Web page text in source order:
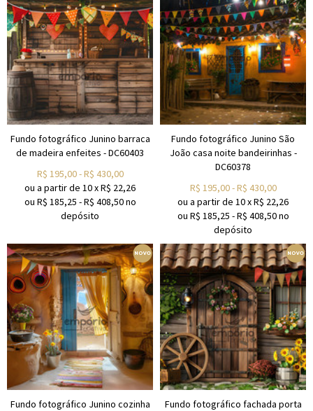
Fundo fotográfico Junino barraca
de madeira enfeites - DC60403
R$ 195,00-R$ 430,00
ou a partir de 10xR$ 22,26
ou R$ 185,25 -R$ 408,50no
depósito
Fundo fotográfico Junino São
João casa noite bandeirinhas -
DC60378
R$ 195,00-R$ 430,00
ou a partir de 10xR$ 22,26
ou R$ 185,25 -R$ 408,50no
depósito
Fundo fotográfico Junino cozinha
Fundo fotográfico fachada porta